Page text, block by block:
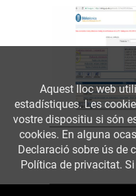
Aquest lloc web
estadístiques. Les
vostre dispositiu si són
cookies. En alguna
Declaració sobre ús de
Política de privacitat.